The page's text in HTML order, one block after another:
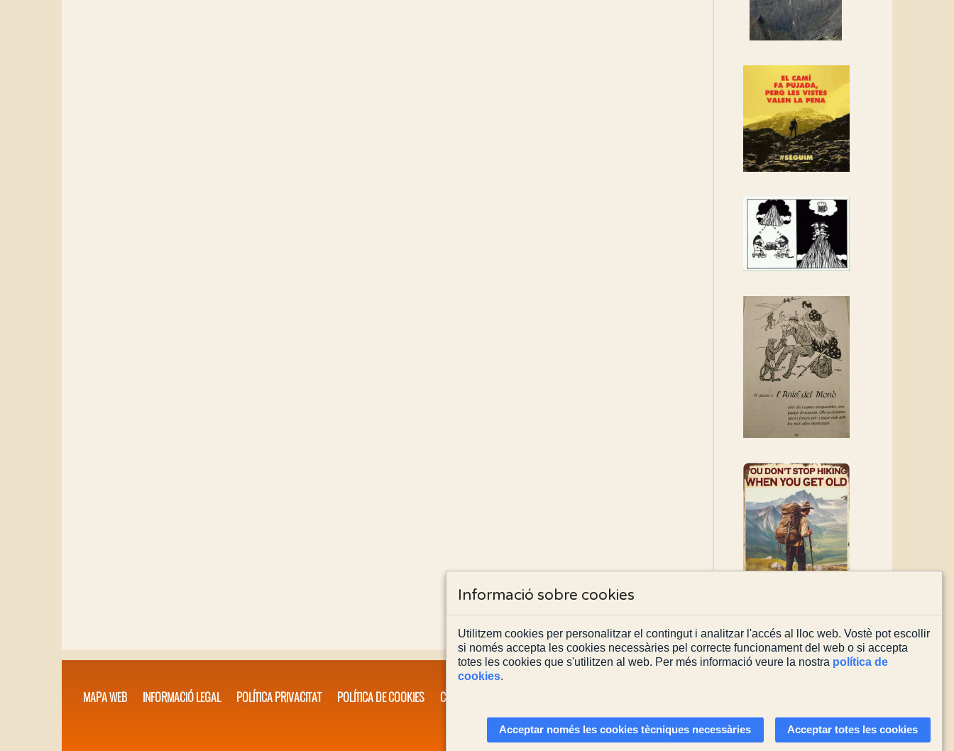
Els Centpeus signen el
Manifest a favor dels
Camins Vells
manifest!
Rebem un diploma dels
Amics de Sant Aniol
d'Aguja
Els Centpeus estem
recuperació del refugi i de
l'entorn de Sant Aniol
MAPA WEB INFORMACIÓ LEGAL POLÍTICA PRIVACITAT POLÍTICA DE COOKIES CONTACTA'NS
Actualitzada el08/08/2026
Informació sobre cookies
Utilitzem cookies per personalitzar el contingut i analitzar l'accés al lloc web. Vostè pot escollir
si només accepta les cookies necessàries pel correcte funcionament del web o si accepta
totes les cookies que s'utilitzen al web. Per més informació veure la nostra política de
cookies.
Acceptar només les cookies tècniques necessàries Acceptar totes les cookies